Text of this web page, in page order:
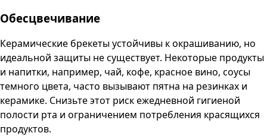
Обесцвечивание
Керамические брекеты устойчивы к окрашиванию, но
идеальной защиты не существует. Некоторые продукты
и напитки, например, чай, кофе, красное вино, соусы
темного цвета, часто вызывают пятна на резинках и
керамике. Снизьте этот риск ежедневной гигиеной
полости рта и ограничением потребления красящихся
продуктов.